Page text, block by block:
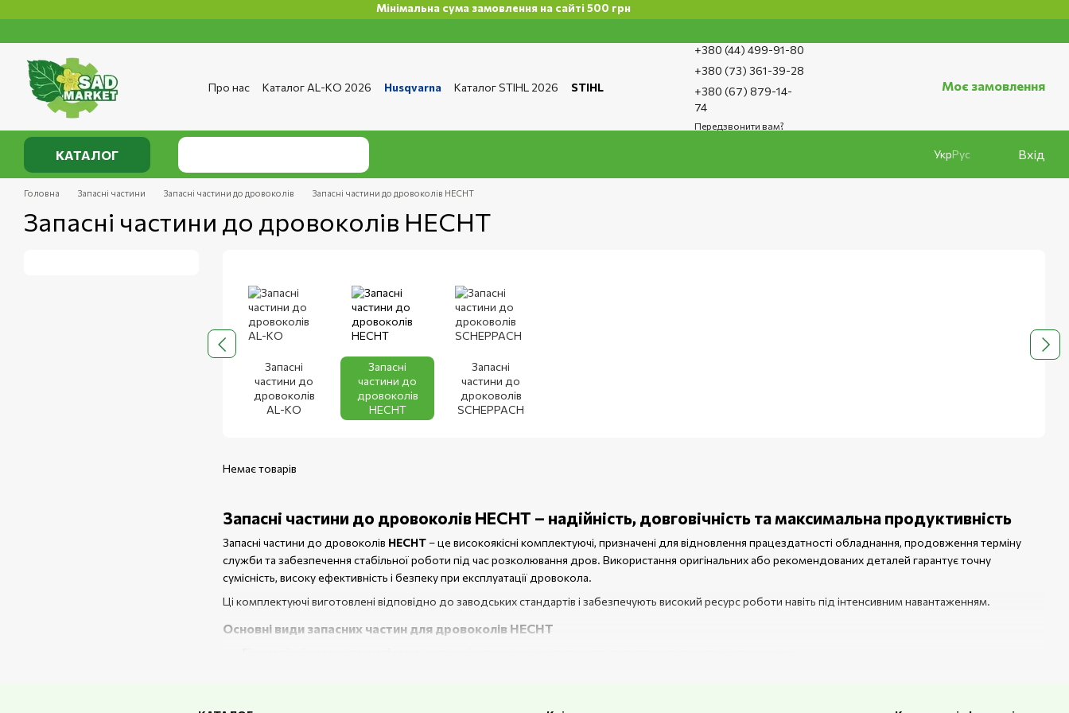
Мінімальна сума замовлення на сайті 500 грн
Про нас Каталог AL-KO 2026 Husqvarna Каталог STIHL 2026
STIHL
Публічний договір
Політика конфіденційності
+380 (44) 499-91-80
+380 (73) 361-39-28
+380 (67) 879-14-
74
Передзвонити вам?
Моє замовлення
КАТАЛОГ УкрРус Вхід
Головна Запасні частини Запасні частини до дровоколів Запасні частини до дровоколів HECHT
Запасні частини до дровоколів HECHT
Запасні частини до дровоколів HECHT – надійність, довговічність та максимальна продуктивність
Запасні частини до дровоколів HECHT– це високоякісні комплектуючі, призначені для відновлення працездатності обладнання, продовження терміну
служби та забезпечення стабільної роботи під час розколювання дров. Використання оригінальних або рекомендованих деталей гарантує точну
сумісність, високу ефективність і безпеку при експлуатації дровокола.
Ці комплектуючі виготовлені відповідно до заводських стандартів і забезпечують високий ресурс роботи навіть під інтенсивним навантаженням.
Основні види запасних частин для дровоколів HECHT
Запасні
частини до
дровоколів
AL-KO
Запасні
частини до
дровоколів
HECHT
Запасні
частини до
дроковолів
SCHEPPACH
Немає товарів